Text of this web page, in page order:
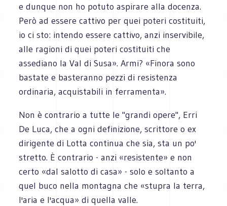
e dunque non ho potuto aspirare alla docenza.
Però ad essere cattivo per quei poteri costituiti,
io ci sto: intendo essere cattivo, anzi inservibile,
alle ragioni di quei poteri costituiti che
assediano la Val di Susa». Armi? «Finora sono
bastate e basteranno pezzi di resistenza
ordinaria, acquistabili in ferramenta».
Non è contrario a tutte le "grandi opere", Erri
De Luca, che a ogni definizione, scrittore o ex
dirigente di Lotta continua che sia, sta un po'
stretto. È contrario - anzi «resistente» e non
certo «dal salotto di casa» - solo e soltanto a
quel buco nella montagna che «stupra la terra,
l'aria e l'acqua» di quella valle.